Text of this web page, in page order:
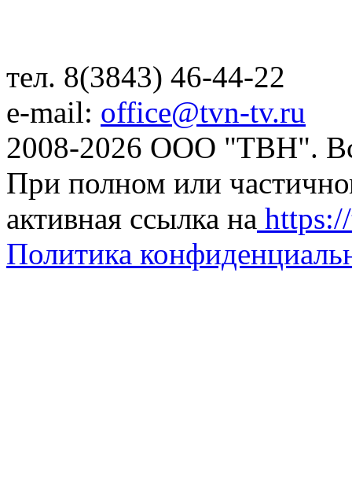
тел. 8(3843) 46-44-22
e-mail: office@tvn-tv.ru
2008-2026 ООО "ТВН".
При полном или
активная ссылка на
Политика